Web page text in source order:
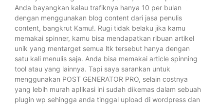
Anda bayangkan kalau trafiknya hanya 10 per bulan
dengan menggunakan blog content dari jasa penulis
content, bangkrut Kamu!. Rugi tidak belaku jika kamu
memakai spinner, kamu bisa mendapatkan ribuan artikel
unik yang mentarget semua ltk tersebut hanya dengan
satu kali menulis saja. Anda bisa memakai article spinning
tool atau yang lainnya. Tapi saya sarankan untuk
menggunakan POST GENERATOR PRO, selain costnya
yang lebih murah aplikasi ini sudah dikemas dalam sebuah
plugin wp sehingga anda tinggal upload di wordpress dan